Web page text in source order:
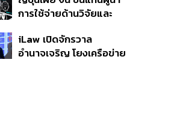
หน้าที่ กกต. ฝ่ายสืบสวน
การใช้จ่ายด้านวิจัยและ
งานวิจัยถูกอ้างอิงสูงสุด
แซงสหรัฐฯ
iLaw เปิดจักรวาล
อำนาจเจริญ โยงเครือข่าย